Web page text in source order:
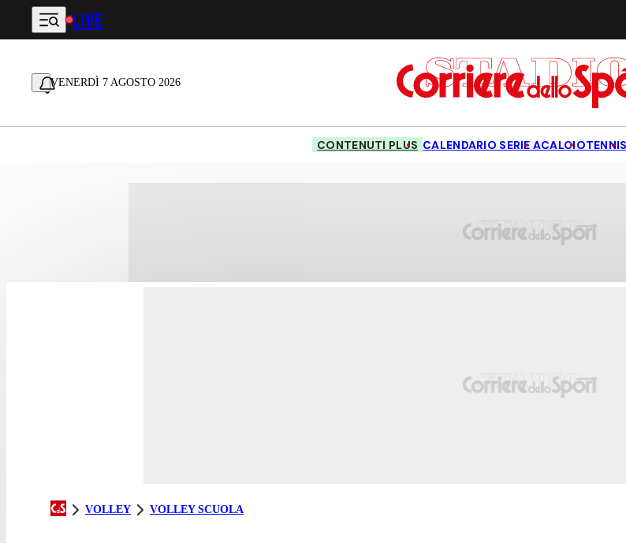
Vai al contenuto principale
LIVE
VENERDÌ 7 AGOSTO 2026
CONTENUTI PLUS CALENDARIO SERIE ACALCIOTENNIS
VOLLEY VOLLEY SCUOLA